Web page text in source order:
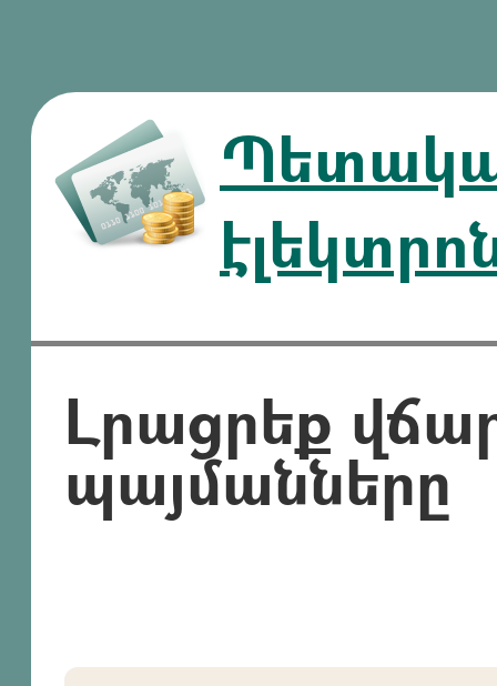
Լրացրեք
պայմանները